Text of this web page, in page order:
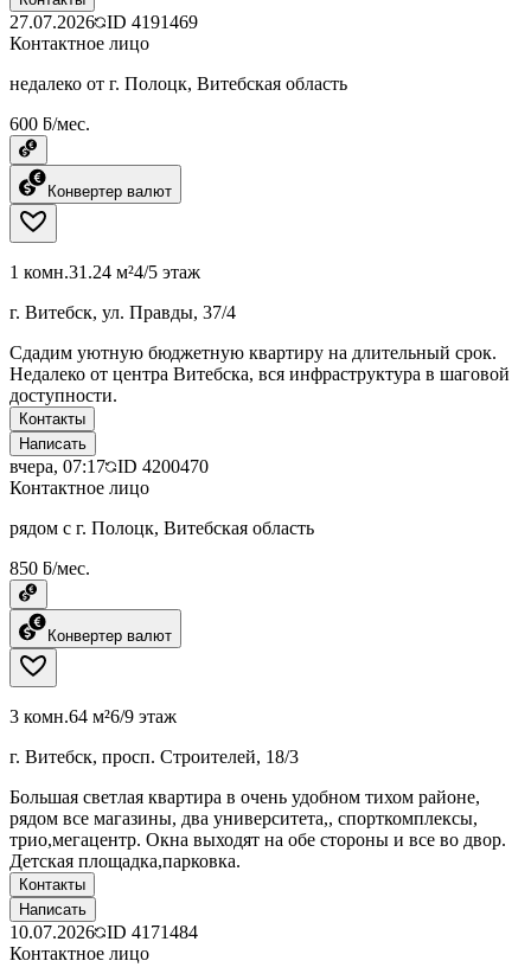
27.07.2026 ID 4191469
Контактное лицо
недалеко от г. Полоцк, Витебская область
600 ƃ/мес.
Конвертер валют
1 комн.31.24 м²4/5 этаж
г. Витебск, ул. Правды, 37/4
Сдадим уютную бюджетную квартиру на длительный срок.
Недалеко от центра Витебска, вся инфраструктура в шаговой
доступности.
Контакты
Написать
вчера, 07:17 ID 4200470
Контактное лицо
рядом с г. Полоцк, Витебская область
850 ƃ/мес.
Конвертер валют
3 комн.64 м²6/9 этаж
г. Витебск, просп. Строителей, 18/3
Большая светлая квартира в очень удобном тихом районе,
рядом все магазины, два университета,, спорткомплексы,
трио,мегацентр. Окна выходят на обе стороны и все во двор.
Детская площадка,парковка.
Контакты
Написать
10.07.2026 ID 4171484
Контактное лицо